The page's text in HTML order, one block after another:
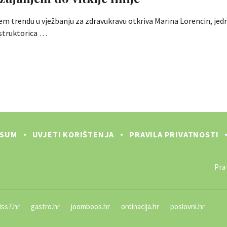
trendu u vježbanju za zdravukravu otkriva Marina Lorencin,
…
UVJETI KORIŠTENJA PRAVILA PRIVATNOSTI
gastro.hr joomboos.hr ordinacija.hr poslovni.hr